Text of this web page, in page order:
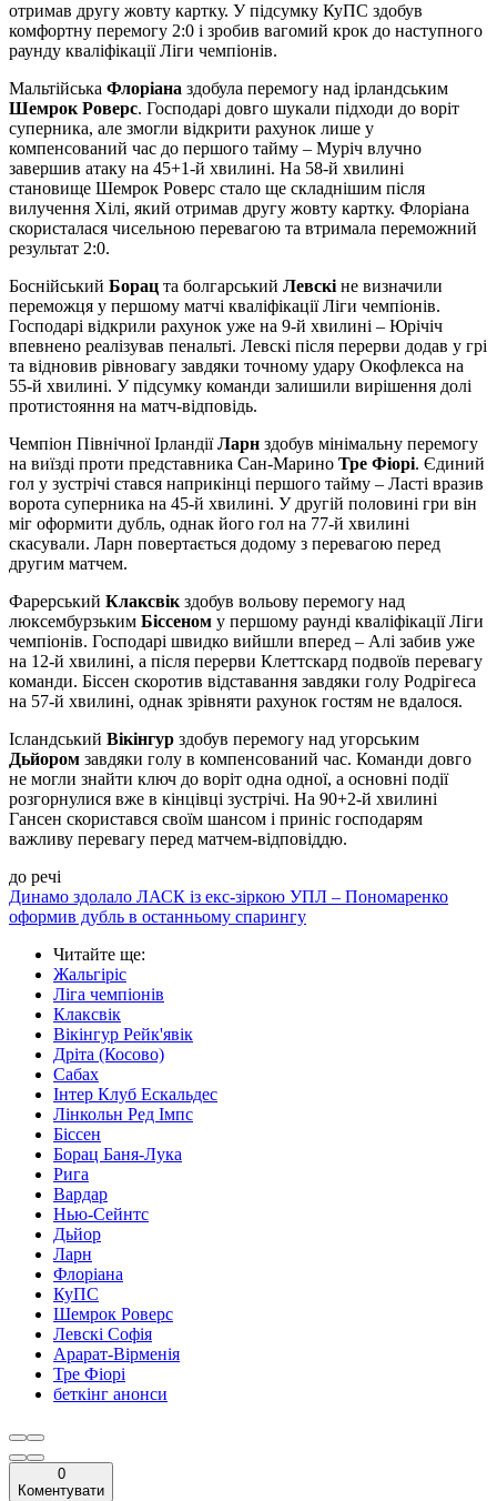
отримав другу жовту картку. У підсумку КуПС здобув
комфортну перемогу 2:0 і зробив вагомий крок до наступного
раунду кваліфікації Ліги чемпіонів.
Мальтійська Флоріана здобула перемогу над ірландським
Шемрок Роверс. Господарі довго шукали підходи до воріт
суперника, але змогли відкрити рахунок лише у
компенсований час до першого тайму – Муріч влучно
завершив атаку на 45+1-й хвилині. На 58-й хвилині
становище Шемрок Роверс стало ще складнішим після
вилучення Хілі, який отримав другу жовту картку. Флоріана
скористалася чисельною перевагою та втримала переможний
результат 2:0.
Боснійський Борац та болгарський Левскіне визначили
переможця у першому матчі кваліфікації Ліги чемпіонів.
Господарі відкрили рахунок уже на 9-й хвилині – Юрічіч
впевнено реалізував пенальті. Левскі після перерви додав у грі
та відновив рівновагу завдяки точному удару Окофлекса на
55-й хвилині. У підсумку команди залишили вирішення долі
протистояння на матч-відповідь.
Чемпіон Північної ІрландіїЛарн здобув мінімальну перемогу
на виїзді проти представника Сан-Марино Тре Фіорі. Єдиний
гол у зустрічі стався наприкінці першого тайму – Ласті вразив
ворота суперника на 45-й хвилині. У другій половині гри він
міг оформити дубль, однак його гол на 77-й хвилині
скасували. Ларн повертається додому з перевагою перед
другим матчем.
Фарерський Клаксвікздобув вольову перемогу над
люксембурзьким Біссеном у першому раунді кваліфікації Ліги
чемпіонів. Господарі швидко вийшли вперед – Алі забив уже
на 12-й хвилині, а після перерви Клеттскард подвоїв перевагу
команди. Біссен скоротив відставання завдяки голу Родрігеса
на 57-й хвилині, однак зрівняти рахунок гостям не вдалося.
Ісландський Вікінгур здобув перемогу над угорським
Дьйором завдяки голу в компенсований час. Команди довго
не могли знайти ключ до воріт одна одної, а основні події
розгорнулися вже в кінцівці зустрічі. На 90+2-й хвилині
Гансен скористався своїм шансом і приніс господарям
важливу перевагу перед матчем-відповіддю.
до речі
Динамо здолало ЛАСК із екс-зіркою УПЛ – Пономаренко
оформив дубль в останньому спарингу
Читайте ще:
Жальгіріс
Ліга чемпіонів
Клаксвік
Вікінгур Рейк'явік
Дріта (Косово)
Сабах
Інтер Клуб Ескальдес
Лінкольн Ред Імпс
Біссен
Борац Баня-Лука
Рига
Вардар
Нью-Сейнтс
Дьйор
Ларн
Флоріана
КуПС
Шемрок Роверс
Левскі Софія
Арарат-Вірменія
Тре Фіорі
беткінг анонси
0
Коментувати